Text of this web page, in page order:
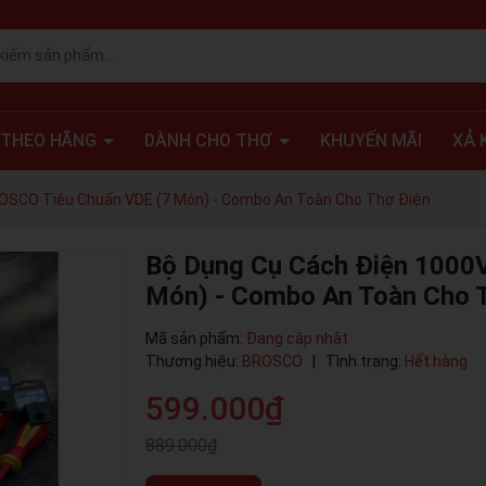
HÃNG DÀNH CHO THỢ KHUYẾN MÃI XẢ
Tiêu Chuẩn VDE (7 Món) - Combo An Toàn Cho Thợ Điện
Bộ Dụng Cụ Cách Điện
Món) - Combo An Toàn Cho
Mã sản phẩm: Đang cập nhật
Thương hiệu: BROSCO Tình trạng: Hết hàng
599.000₫
889.000₫